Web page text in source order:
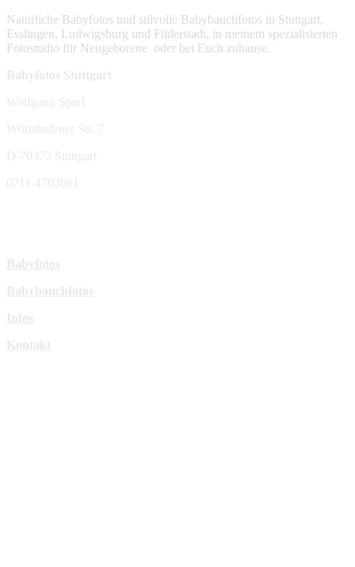
Natürliche Babyfotos und stilvolle Babybauchfotos in Stuttgart,
Esslingen, Ludwigsburg und Filderstadt, in meinem spezialisierten
Fotostudio für Neugeborene oder bei Euch zuhause.